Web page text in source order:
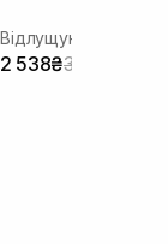
2 538₴3 172₴